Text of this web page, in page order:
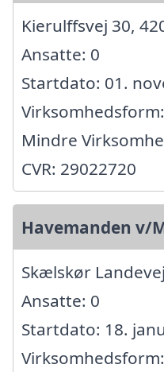
Kierulffsvej 30,
Ansatte: 0
Startdato: 01.
Mindre
CVR: 29022720
Havemanden v/
Skælskør
Ansatte: 0
Startdato: 18.
Virksomhedsform: